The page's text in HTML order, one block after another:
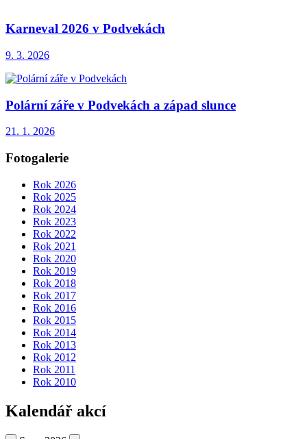
Karneval 2026 v Podvekách
9. 3. 2026
Polární záře v Podvekách a západ slunce
21. 1. 2026
Fotogalerie
Rok 2026
Rok 2025
Rok 2024
Rok 2023
Rok 2022
Rok 2021
Rok 2020
Rok 2019
Rok 2018
Rok 2017
Rok 2016
Rok 2015
Rok 2014
Rok 2013
Rok 2012
Rok 2011
Rok 2010
Kalendář akcí